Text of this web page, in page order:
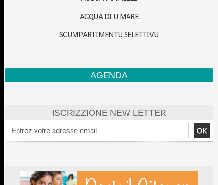
ACQUA DI U MARE
SCUMPARTIMENTU SELETTIVU
AGENDA
ISCRIZZIONE NEW LETTER